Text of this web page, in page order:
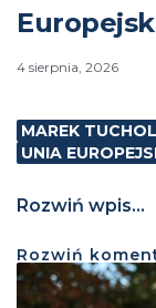
4 sierpnia, 2026
MAREK
UNIA
Rozwiń wpis...
Rozwiń